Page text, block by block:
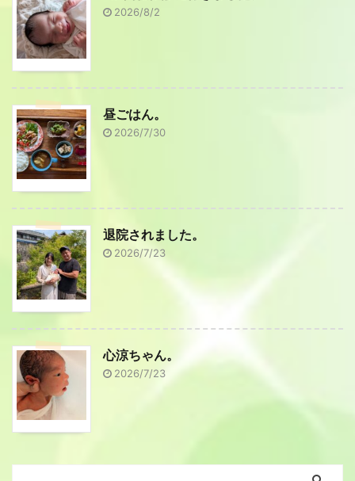
2026/8/2
昼ごはん。
2026/7/30
退院されました。
2026/7/23
心涼ちゃん。
2026/7/23